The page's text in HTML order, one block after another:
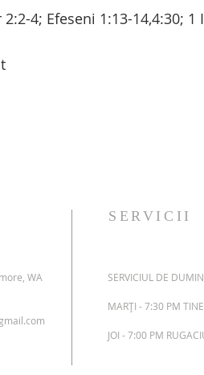
4; Efeseni 1:13-14,4:30; 1
WA
SERVICII
SERVICIUL DE
MARȚI - 7:30 PM
JOI - 7:00 PM